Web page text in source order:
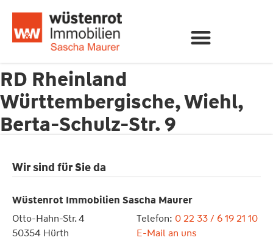
Wir sind für Sie da
Wüstenrot Immobilien Sascha Maurer
Otto-Hahn-Str. 4
50354 Hürth
Telefon: 0 22 33 / 6 19 21 10
E-Mail an uns
RD Rheinland
Württembergische, Wiehl,
Berta-Schulz-Str. 9